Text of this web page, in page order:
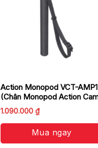
Action Monopod VCT-AMP1
(Chân Monopod Action
1.090.000₫
Mua ngay